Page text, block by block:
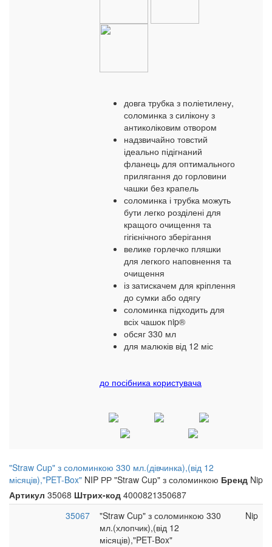
довга трубка з поліетилену,
соломинка з силікону з
антиколіковим отвором
надзвичайно товстий
ідеально підігнаний
фланець для оптимального
прилягання до горловини
чашки без крапель
соломинка і трубка можуть
бути легко розділені для
кращого очищення та
гігієнічного зберігання
велике горлечко пляшки
для легкого наповнення та
очищення
із затискачем для кріплення
до сумки або одягу
соломинка підходить для
всіх чашок nip®
обсяг 330 мл
для малюків від 12 міс
до посібника користувача
"Straw Cup" з соломинкою 330 мл.(дівчинка),(від 12
місяців),"PET-Box" NIP РР "Straw Cup" з соломинкою Бренд Nip
Артикул 35068 Штрих-код 4000821350687
35067
"Straw Cup" з соломинкою 330
мл.(хлопчик),(від 12
місяців),"PET-Box"
Nip